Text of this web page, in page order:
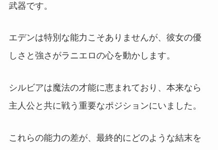
武器です。
エデンは特別な能力こそありませんが、彼女の優
しさと強さがラニエロの心を動かします。
シルビアは魔法の才能に恵まれており、本来なら
主人公と共に戦う重要なポジションにいました。
これらの能力の差が、最終的にどのような結末を